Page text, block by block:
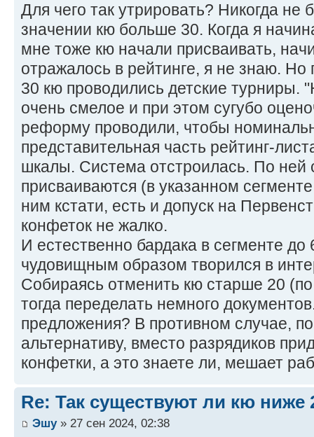
Для чего так утрировать? Никогда не
значении кю больше 30. Когда я
мне тоже кю начали присваивать,
отражалось в рейтинге, я не знаю.
30 кю проводились детские турниры.
очень смелое и при этом сугубо
реформу проводили, чтобы
представительная часть рейтинг-
шкалы. Система отстроилась. По ней
присваиваются (в указанном
ним кстати, есть и допуск на
конфеток не жалко.
И естественно бардака в сегменте
чудовищным образом творился в
Собираясь отменить кю старше 20
тогда переделать немного
предложения? В противном случае,
альтернативу, вместо разрядиков
конфетки, а это знаете ли, мешает
Re: Так существуют ли кю ниже
Эшу» 27 сен 2024, 02:38